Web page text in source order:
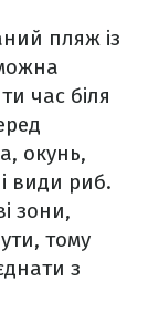
пляж із
час біля
окунь,
види риб.
зони,
тому
з